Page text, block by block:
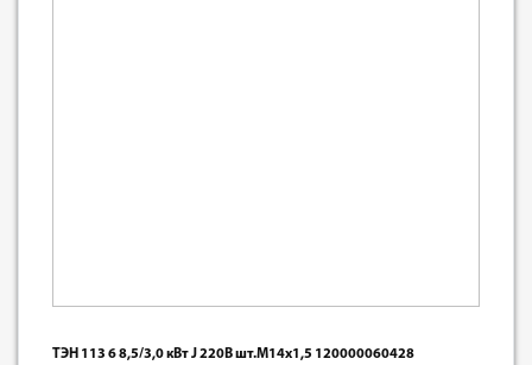
ТЭН 113 6 8,5/3,0 кВт J 220В шт.М14х1,5 120000060428